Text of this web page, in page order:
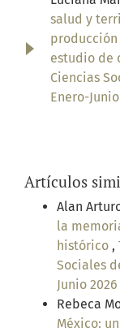
salud y
estudio de
Ciencias
Enero-
Artículos
Alan
la
histórico ,
Sociales
Junio 2026
Rebeca
México: